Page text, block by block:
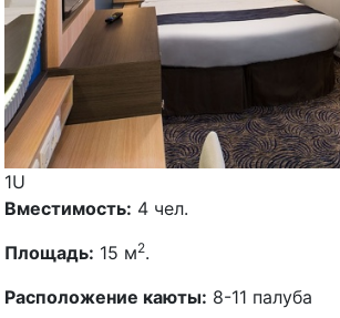
1U
Вместимость: 4 чел.
Площадь: 15 м2.
Расположение каюты: 8-11 палуба